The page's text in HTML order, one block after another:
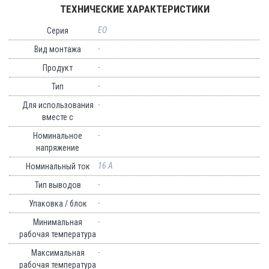
ТЕХНИЧЕСКИЕ ХАРАКТЕРИСТИКИ
Серия
EO
Вид монтажа
-
Продукт
-
Тип
-
Для использования
вместе с
-
Номинальное
напряжение
-
Номинальный ток
16 A
Тип выводов
-
Упаковка / блок
-
Минимальная
рабочая температура
-
Максимальная
рабочая температура
-